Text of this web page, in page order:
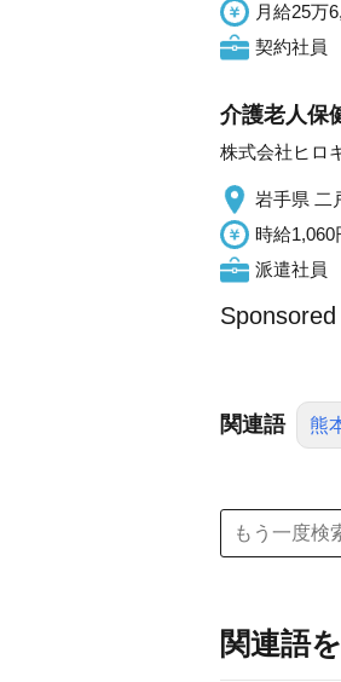
月給25万
契約社員
介護老人保
株式会社ヒロ
岩手県 二
時給1,060
派遣社員
関連語 熊
関連語